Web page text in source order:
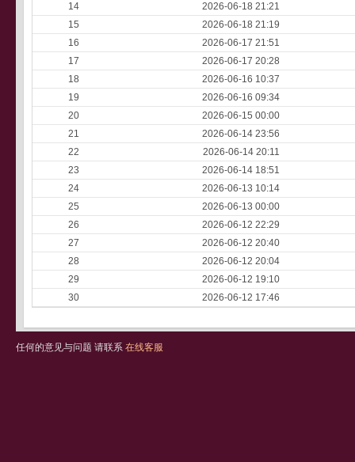
14
2026-06-18 21:21
15
2026-06-18 21:19
16
2026-06-17 21:51
17
2026-06-17 20:28
18
2026-06-16 10:37
19
2026-06-16 09:34
20
2026-06-15 00:00
21
2026-06-14 23:56
22
2026-06-14 20:11
23
2026-06-14 18:51
24
2026-06-13 10:14
25
2026-06-13 00:00
26
2026-06-12 22:29
27
2026-06-12 20:40
28
2026-06-12 20:04
29
2026-06-12 19:10
30
2026-06-12 17:46
任何的意见与问题 请联系 在线客服